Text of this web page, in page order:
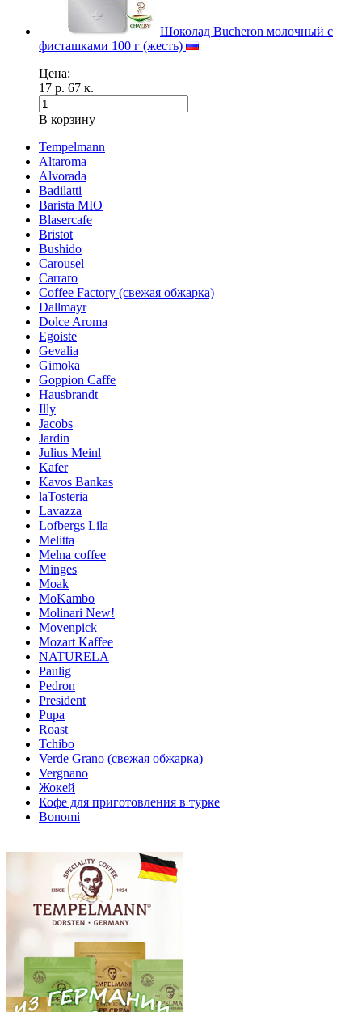
Шоколад Bucheron молочный с
фисташками 100 г (жесть)
Цена:
17 р. 67 к.
В корзину
Tempelmann
Altaroma
Alvorada
Badilatti
Barista MIO
Blasercafe
Bristot
Bushido
Carousel
Carraro
Coffee Factory (свежая обжарка)
Dallmayr
Dolce Aroma
Egoiste
Gevalia
Gimoka
Goppion Caffe
Hausbrandt
Illy
Jacobs
Jardin
Julius Meinl
Kafer
Kavos Bankas
laTosteria
Lavazza
Lofbergs Lila
Melitta
Melna coffee
Minges
Moak
MoKambo
Molinari New!
Movenpick
Mozart Kaffee
NATURELA
Paulig
Pedron
President
Pupa
Roast
Tchibo
Verde Grano (свежая обжарка)
Vergnano
Жокей
Кофе для приготовления в турке
Bonomi